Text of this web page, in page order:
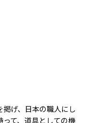
げ、日本の職人にし
て、道具としての機